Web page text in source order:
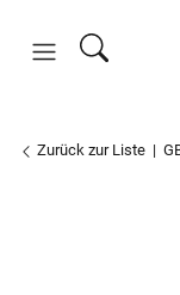
Zurück zur Liste